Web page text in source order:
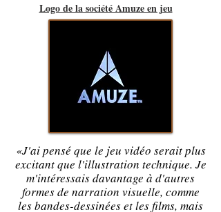
Logo de la société Amuze en jeu
«J'ai pensé que le jeu vidéo serait plus
excitant que l'illustration technique. Je
m'intéressais davantage à d'autres
formes de narration visuelle, comme
les bandes-dessinées et les films, mais